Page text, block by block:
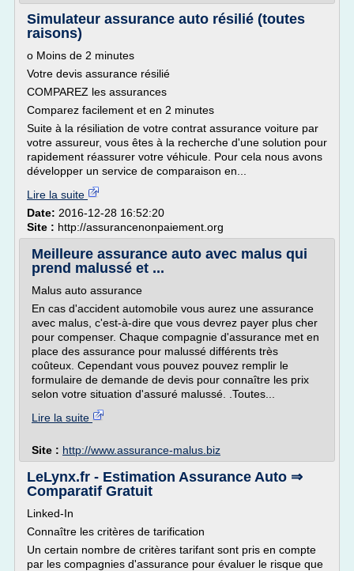
Simulateur assurance auto résilié (toutes
raisons)
o Moins de 2 minutes
Votre devis assurance résilié
COMPAREZ les assurances
Comparez facilement et en 2 minutes
Suite à la résiliation de votre contrat assurance voiture par
votre assureur, vous êtes à la recherche d'une solution pour
rapidement réassurer votre véhicule. Pour cela nous avons
développer un service de comparaison en...
Lire la suite
Date: 2016-12-28 16:52:20
Site : http://assurancenonpaiement.org
Meilleure assurance auto avec malus qui
prend malussé et ...
Malus auto assurance
En cas d'accident automobile vous aurez une assurance
avec malus, c'est-à-dire que vous devrez payer plus cher
pour compenser. Chaque compagnie d'assurance met en
place des assurance pour malussé différents très
coûteux. Cependant vous pouvez pouvez remplir le
formulaire de demande de devis pour connaître les prix
selon votre situation d'assuré malussé. .Toutes...
Lire la suite
Site : http://www.assurance-malus.biz
LeLynx.fr - Estimation Assurance Auto ⇒
Comparatif Gratuit
Linked-In
Connaître les critères de tarification
Un certain nombre de critères tarifant sont pris en compte
par les compagnies d'assurance pour évaluer le risque que